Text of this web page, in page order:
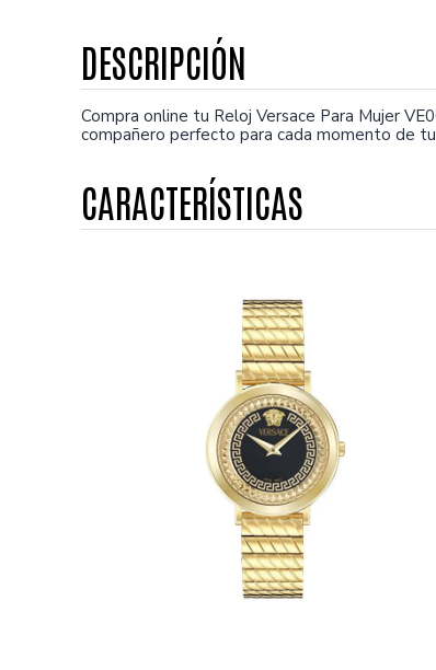
Compra online tu Reloj Versace Para Mujer
compañero perfecto para cada momento de